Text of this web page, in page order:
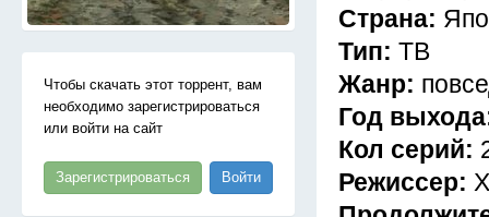
Чтобы скачать этот торрент, вам
необходимо зарегистрироваться
или войти на сайт
Зарегистрироваться Войти
Страна:
Тип: ТВ
Жанр:
Год
Кол серий:
Режиссер: